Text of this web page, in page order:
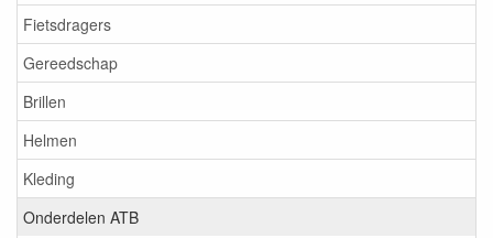
Fietsdragers
Gereedschap
Brillen
Helmen
Kleding
Onderdelen ATB